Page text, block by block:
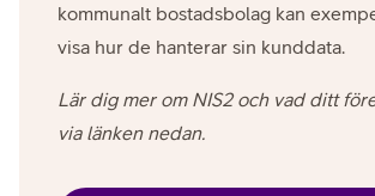
kommunalt bostadsbolag kan
visa hur de hanterar sin kunddata.
Lär dig mer om NIS2 och vad ditt
via länken nedan.